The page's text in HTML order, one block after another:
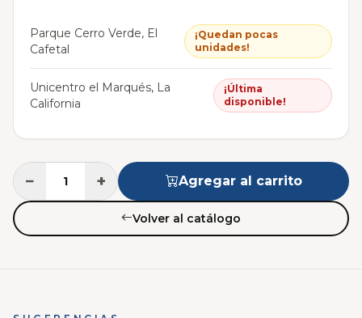
Parque Cerro Verde, El
Cafetal
¡Quedan pocas
unidades!
Unicentro el Marqués, La
California
¡Última
disponible!
− + Agregar al carrito
Volver al catálogo